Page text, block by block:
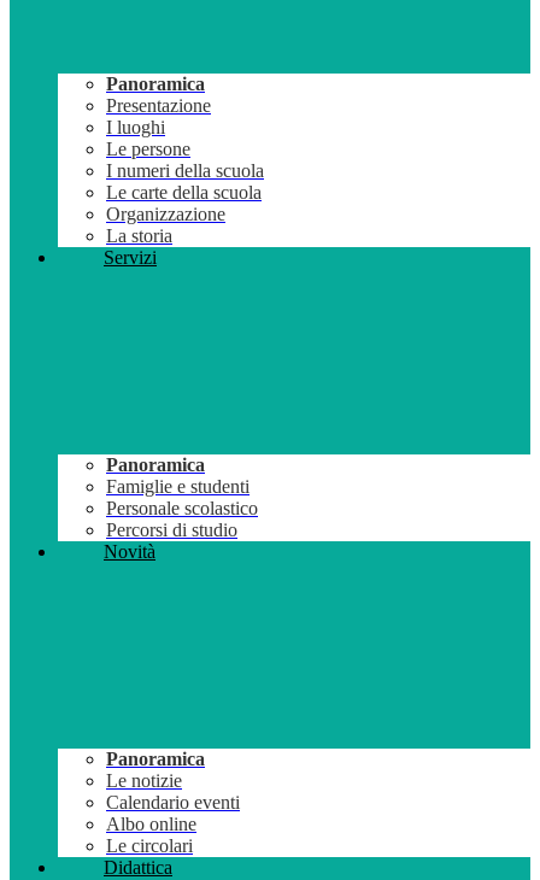
Panoramica
Presentazione
I luoghi
Le persone
I numeri della scuola
Le carte della scuola
Organizzazione
La storia
Servizi
Panoramica
Famiglie e studenti
Personale scolastico
Percorsi di studio
Novità
Panoramica
Le notizie
Calendario eventi
Albo online
Le circolari
Didattica